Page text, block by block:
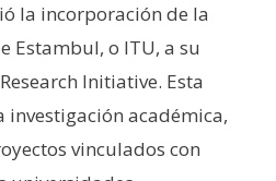
la incorporación de la
Estambul, o ITU, a su
Research Initiative. Esta
académica,
vinculados con